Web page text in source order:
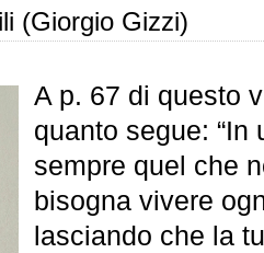
(Giorgio Gizzi)
A p. 67 di questo
quanto segue: “In
sempre quel che
bisogna vivere
lasciando che la